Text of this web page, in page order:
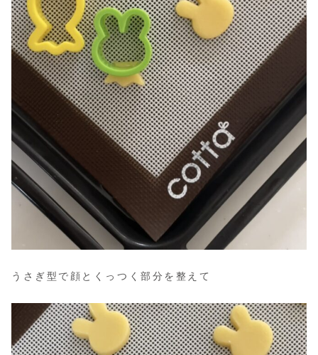
うさぎ型で顔とくっつく部分を整えて